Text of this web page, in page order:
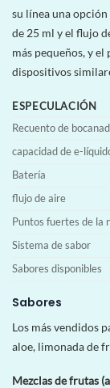
su línea una
de 25 ml y el flujo
más pequeños, y
dispositivos
ESPECULACIÓN
Recuento de
capacidad de e-
Batería
flujo de aire
Puntos fuertes de la
Sistema de sabor
Sabores disponibles
Sabores
Los más vendidos
aloe, limonada de
Mezclas de frutas